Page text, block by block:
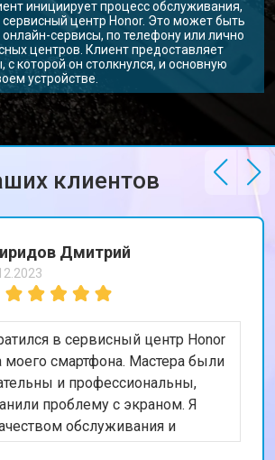
инициирует процесс обслуживания,
сервисный центр Honor. Это может быть
сервисы, по телефону или лично
центров. Клиент предоставляет
которой он столкнулся, и основную
устройстве.
клиентов
Дмитрий
в сервисный центр Honor
моего смартфона. Мастера были
и профессиональны,
проблему с экраном. Я
обслуживания и
работы. Мой телефон